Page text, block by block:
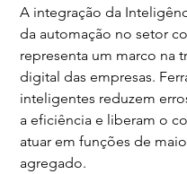
A integração da
da automação no setor
representa um marco na
digital das empresas.
inteligentes reduzem
a eficiência e liberam o
atuar em funções de
agregado.